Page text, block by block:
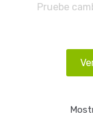
Pruebe